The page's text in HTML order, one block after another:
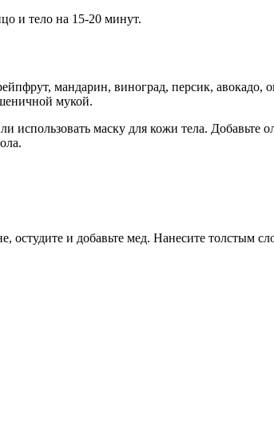
и тело на 15-20 минут.
мандарин, виноград, персик, авокадо,
мукой.
маску для кожи тела. Добавьте
остудите и добавьте мед. Нанесите толстым